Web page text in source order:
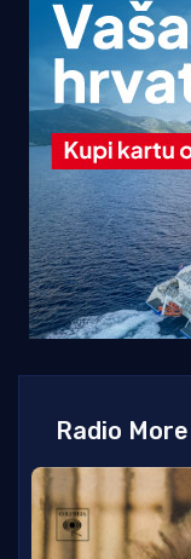
Radio More